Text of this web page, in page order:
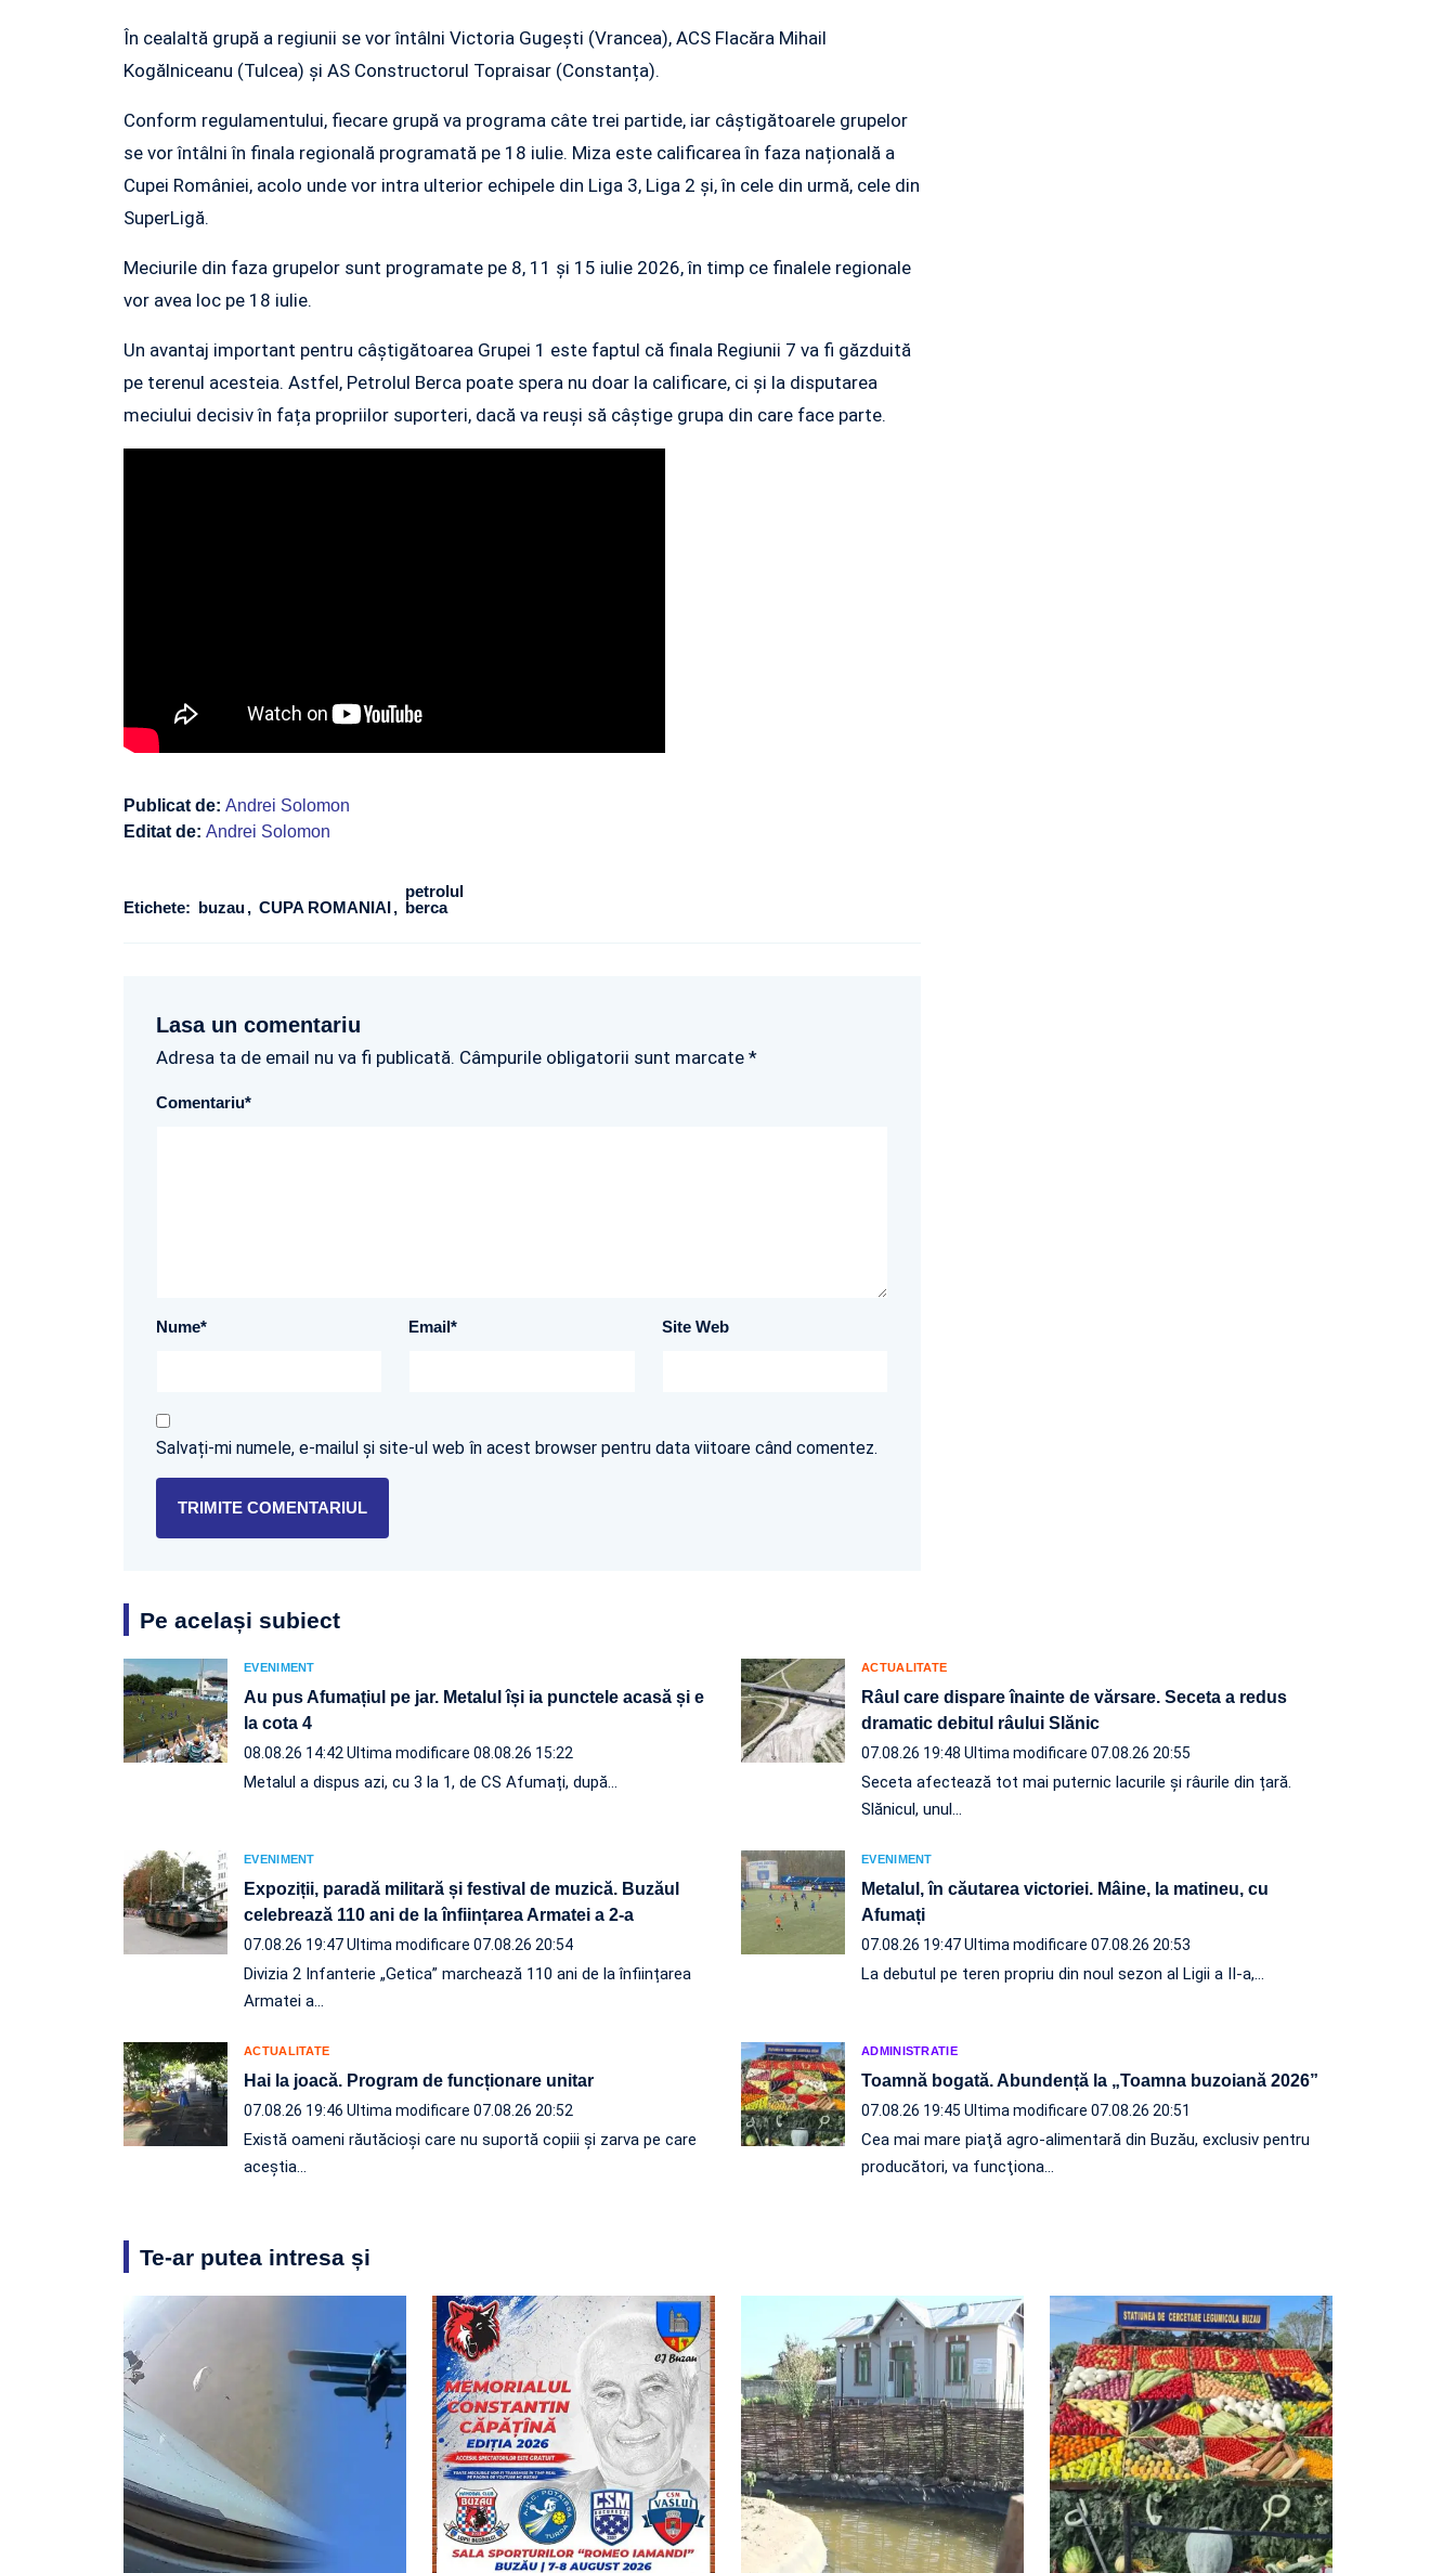
În cealaltă grupă a regiunii se vor întâlni Victoria Gugești (Vrancea), ACS Flacăra Mihail
Kogălniceanu (Tulcea) și AS Constructorul Topraisar (Constanța).
Conform regulamentului, fiecare grupă va programa câte trei partide, iar câștigătoarele grupelor
se vor întâlni în finala regională programată pe 18 iulie. Miza este calificarea în faza națională a
Cupei României, acolo unde vor intra ulterior echipele din Liga 3, Liga 2 și, în cele din urmă, cele din
SuperLigă.
Meciurile din faza grupelor sunt programate pe 8, 11 și 15 iulie 2026, în timp ce finalele regionale
vor avea loc pe 18 iulie.
Un avantaj important pentru câștigătoarea Grupei 1 este faptul că finala Regiunii 7 va fi găzduită
pe terenul acesteia. Astfel, Petrolul Berca poate spera nu doar la calificare, ci și la disputarea
meciului decisiv în fața propriilor suporteri, dacă va reuși să câștige grupa din care face parte.
Publicat de: Andrei Solomon
Editat de: Andrei Solomon
Etichete: buzau CUPA ROMANIAI
petrolul
berca
Lasa un comentariu
Adresa ta de email nu va fi publicată. Câmpurile obligatorii sunt marcate *
Comentariu*
Nume* Email* Site Web
Salvați-mi numele, e-mailul și site-ul web în acest browser pentru data viitoare când comentez.
Pe același subiect
EVENIMENT
Au pus Afumațiul pe jar. Metalul își ia punctele acasă și e
la cota 4
08.08.26 14:42 Ultima modificare 08.08.26 15:22
Metalul a dispus azi, cu 3 la 1, de CS Afumați, după…
ACTUALITATE
Râul care dispare înainte de vărsare. Seceta a redus
dramatic debitul râului Slănic
07.08.26 19:48 Ultima modificare 07.08.26 20:55
Seceta afectează tot mai puternic lacurile și râurile din țară.
Slănicul, unul…
EVENIMENT
Expoziții, paradă militară și festival de muzică. Buzăul
celebrează 110 ani de la înființarea Armatei a 2-a
07.08.26 19:47Ultima modificare 07.08.26 20:54
Divizia 2 Infanterie „Getica” marchează 110 ani de la înființarea
Armatei a…
EVENIMENT
Metalul, în căutarea victoriei. Mâine, la matineu, cu
Afumați
07.08.26 19:47Ultima modificare 07.08.26 20:53
La debutul pe teren propriu din noul sezon al Ligii a II-a,…
ACTUALITATE
Hai la joacă. Program de funcționare unitar
07.08.26 19:46 Ultima modificare 07.08.26 20:52
Există oameni răutăcioși care nu suportă copiii și zarva pe care
aceștia…
ADMINISTRATIE
Toamnă bogată. Abundență la „Toamna buzoiană 2026”
07.08.26 19:45 Ultima modificare 07.08.26 20:51
Cea mai mare piaţă agro-alimentară din Buzău, exclusiv pentru
producători, va funcţiona…
Te-ar putea intresa și